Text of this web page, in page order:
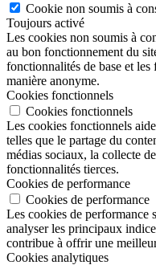
Cookie non soumis à
Toujours activé
Les cookies non soumis à
au bon fonctionnement du
fonctionnalités de base et
manière anonyme.
Cookies fonctionnels
Cookies fonctionnels
Les cookies fonctionnels
telles que le partage du
médias sociaux, la collecte
fonctionnalités tierces.
Cookies de performance
Cookies de performance
Les cookies de performance
analyser les principaux
contribue à offrir une
Cookies analytiques